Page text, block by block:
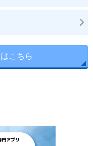
こちら